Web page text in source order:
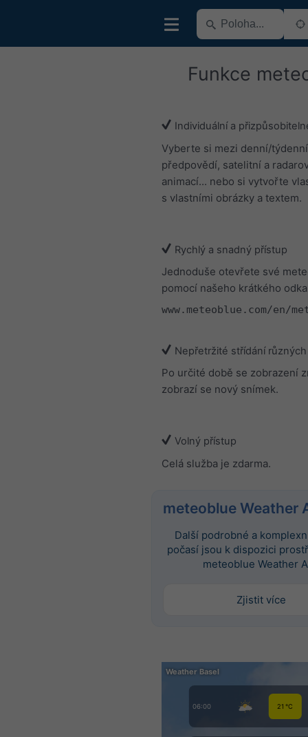
Funkce
Individuální a
Vyberte si mezi denní/týdenní
předpovědí, satelitní a
animací... nebo si vytvořte
s vlastními obrázky a textem.
Rychlý a snadný přístup
Jednoduše otevřete své
pomocí našeho krátkého
www.meteoblue.com/en/
Nepřetržité střídání
Po určité době se zobrazení
zobrazí se nový snímek.
Volný přístup
Celá služba je zdarma.
meteoblue Weather
Další podrobné a
počasí jsou k dispozici
meteoblue Weather
Zjistit více